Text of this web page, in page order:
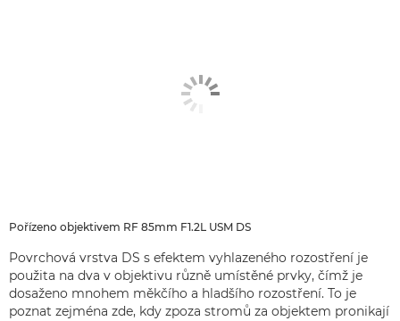
Pořízeno objektivem RF 85mm F1.2L USM DS
Povrchová vrstva DS s efektem vyhlazeného rozostření je
použita na dva v objektivu různě umístěné prvky, čímž je
dosaženo mnohem měkčího a hladšího rozostření. To je
poznat zejména zde, kdy zpoza stromů za objektem pronikají